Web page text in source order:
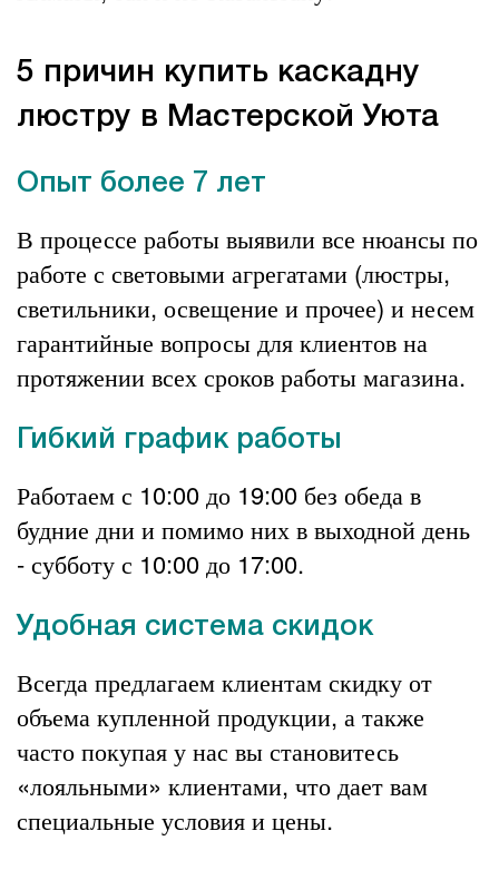
5 причин купить каскадну
люстру в Мастерской Уюта
Опыт более 7 лет
В процессе работы выявили все нюансы по
работе с световыми агрегатами (люстры,
светильники, освещение и прочее) и несем
гарантийные вопросы для клиентов на
протяжении всех сроков работы магазина.
Гибкий график работы
Работаем с 10:00 до 19:00 без обеда в
будние дни и помимо них в выходной день
- субботу с 10:00 до 17:00.
Удобная система скидок
Всегда предлагаем клиентам скидку от
объема купленной продукции, а также
часто покупая у нас вы становитесь
«лояльными» клиентами, что дает вам
специальные условия и цены.